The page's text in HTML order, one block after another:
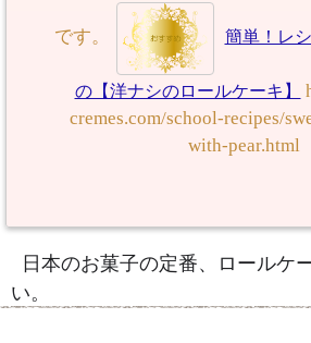
です。 簡単！レ
の【洋ナシのロールケーキ】
cremes.com/school-recipes/
with-pear.html
日本のお菓子の定番、ロールケーキ。手軽で美味し
い。